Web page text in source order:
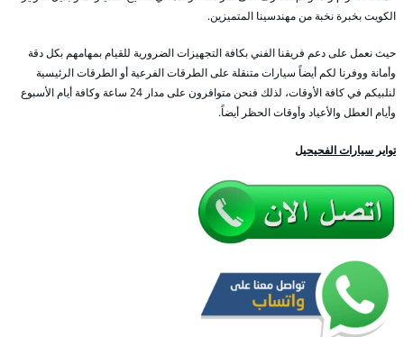
الكويت بخبرة نخبة من مهندسينا المتميزين.
حيث نعمل على دعم فريقنا الفني بكافة التجهيزات الضرورية للقيام بمهامهم بكل دقة
وأمانة ووفرنا لكم أيضاً سيارات متنقلة على الطرقات الفرعية أو الطرقات الرئيسية
لنلبيكم في كافة الأوقات، لذلك فنحن متوافرون على مدار 24 ساعة وكافة أيام الأسبوع
وأيام العطل والأعياد وأوقات الحظر أيضاً.
تواير سيارات الفحيحيل